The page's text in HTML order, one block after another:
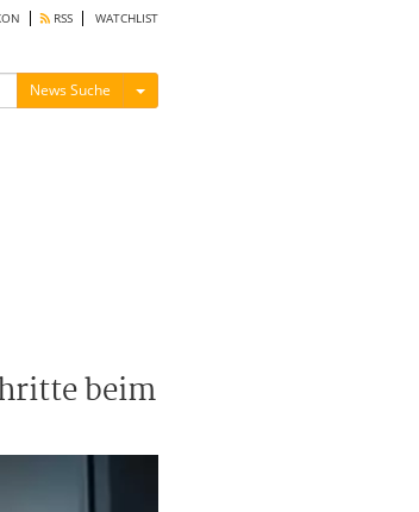
RSS WATCHLIST
News Suche Menü ein-/ausblenden
beim